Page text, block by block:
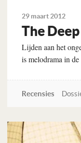
29 maart 2012
The
Lijden aan het
is melodrama in
Recensies
Lees verder